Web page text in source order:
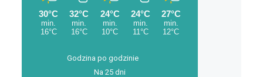
Godzina po godzinie
Na 25 dni